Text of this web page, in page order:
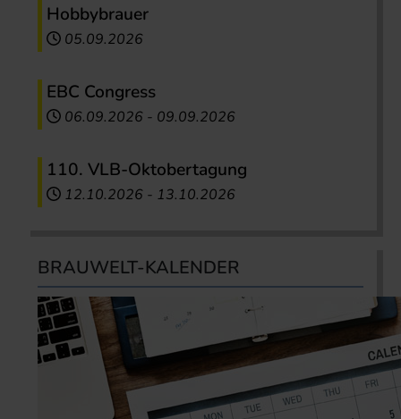
Hobbybrauer
05.09.2026
EBC Congress
06.09.2026 - 09.09.2026
110. VLB-Oktobertagung
12.10.2026 - 13.10.2026
BRAUWELT-KALENDER